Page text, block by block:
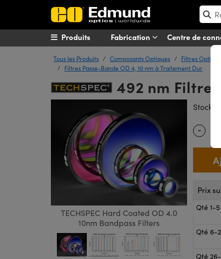
Fabrication Centre de
Produits
Tous les Produits Composants Optiques Filtres Optiques
Filtres Passe-Bande OD 4, 10 nm à Traitement Dur
492 nm Filtre
TECHSPEC Hard Coated OD 4.0
10nm Bandpass Filters
Stock
-
Prix
Qté 1-5
Qté 6-
Qté